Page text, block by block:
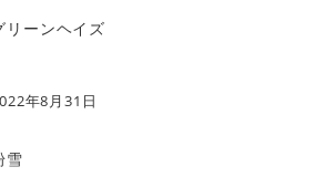
リーンヘイズ
年8月31日
雪